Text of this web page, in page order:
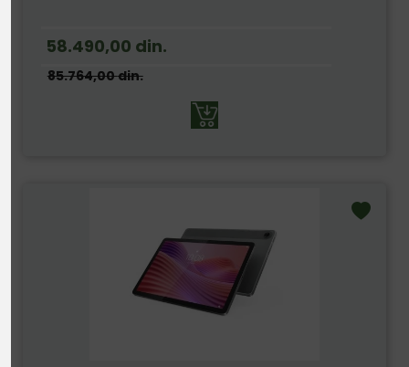
58.490,00 din.
85.764,00din.